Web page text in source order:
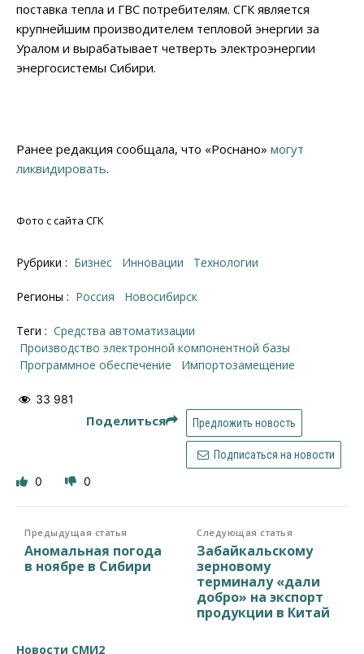
поставка тепла и ГВС потребителям. СГК является
крупнейшим производителем тепловой энергии за
Уралом и вырабатывает четверть электроэнергии
энергосистемы Сибири.
Ранее редакция сообщала, что «Роснано» могут
ликвидировать.
Фото c сайта СГК
Рубрики : Бизнес Инновации Технологии
Регионы : Россия Новосибирск
Теги :
средства автоматизации
производство электронной компонентной базы
программное обеспечение
импортозамещение
33 981
Поделиться Предложить новость
Подписаться на новости
0 0
Предыдущая статья
Аномальная погода
в ноябре в Сибири
Следующая статья
Забайкальскому
зерновому
терминалу «дали
добро» на экспорт
продукции в Китай
Новости СМИ2